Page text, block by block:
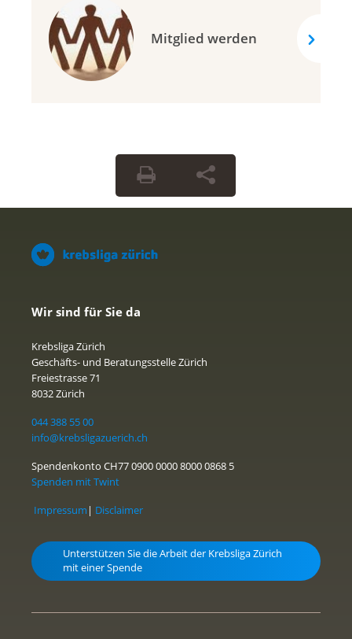
Mitglied werden
Wir sind für Sie da
Krebsliga Zürich
Geschäfts- und Beratungsstelle Zürich
Freiestrasse 71
8032 Zürich
044 388 55 00
info@krebsligazuerich.ch
Spendenkonto CH77 0900 0000 8000 0868 5
Spenden mit Twint
Impressum | Disclaimer
Unterstützen Sie die Arbeit der Krebsliga Zürich
mit einer Spende